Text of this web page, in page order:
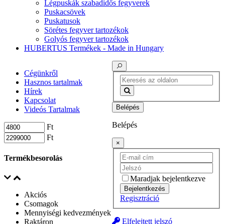
Légpuskák szabadidős fegyverek
Puskacsövek
Puskatusok
Sörétes fegyver tartozékok
Golyós fegyver tartozékok
HUBERTUS Termékek - Made in Hungary
Cégünkről
Hasznos tartalmak
Hírek
Kapcsolat
Videós Tartalmak
Belépés
Belépés
×
Maradjak bejelentkezve
Bejelentkezés
Regisztráció
Elfelejtett jelszó
Ft
Ft
Termékbesorolás
Akciós
Csomagok
Mennyiségi kedvezmények
Raktáron